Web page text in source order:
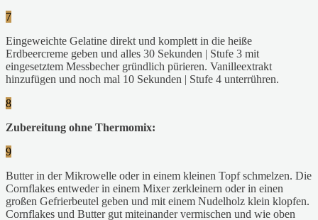
7
Eingeweichte Gelatine direkt und komplett in die heiße
Erdbeercreme geben und alles 30 Sekunden | Stufe 3 mit
eingesetztem Messbecher gründlich pürieren. Vanilleextrakt
hinzufügen und noch mal 10 Sekunden | Stufe 4 unterrühren.
8
Zubereitung ohne Thermomix:
9
Butter in der Mikrowelle oder in einem kleinen Topf schmelzen. Die
Cornflakes entweder in einem Mixer zerkleinern oder in einen
großen Gefrierbeutel geben und mit einem Nudelholz klein klopfen.
Cornflakes und Butter gut miteinander vermischen und wie oben